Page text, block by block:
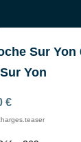
Yon
€